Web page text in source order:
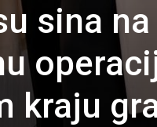
sina
kraju